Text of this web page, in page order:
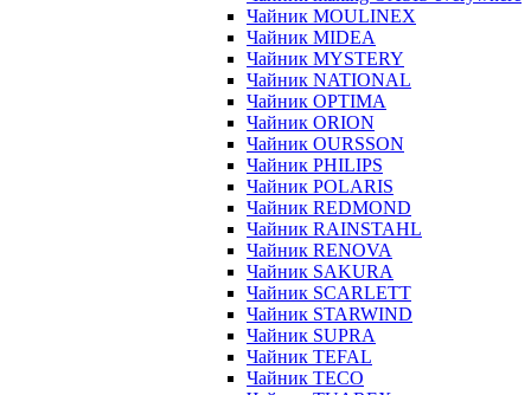
Чайник MOULINEX
Чайник MIDEA
Чайник MYSTERY
Чайник NATIONAL
Чайник OPTIMA
Чайник ORION
Чайник OURSSON
Чайник PHILIPS
Чайник POLARIS
Чайник REDMOND
Чайник RAINSTAHL
Чайник RENOVA
Чайник SAKURA
Чайник SCARLETT
Чайник STARWIND
Чайник SUPRA
Чайник TEFAL
Чайник TECO